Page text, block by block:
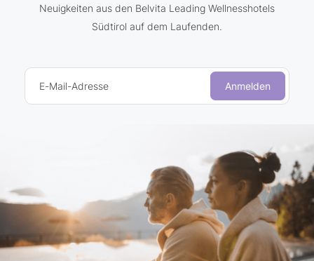
Neuigkeiten aus den Belvita Leading Wellnesshotels
Südtirol auf dem Laufenden.
E-Mail-Adresse Anmelden